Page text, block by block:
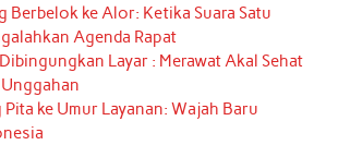
Berbelok ke Alor: Ketika Suara Satu
Agenda Rapat
Layar : Merawat Akal Sehat
ke Umur Layanan: Wajah Baru